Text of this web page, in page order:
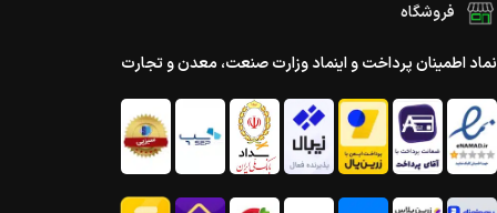
فروشگاه
نماد اطمینان پرداخت و اینماد وزارت صنعت، معدن و تجارت